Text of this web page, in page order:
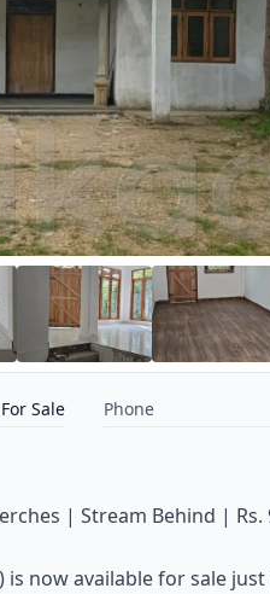
Sale Phone
| Stream Behind | Rs.
now available for sale